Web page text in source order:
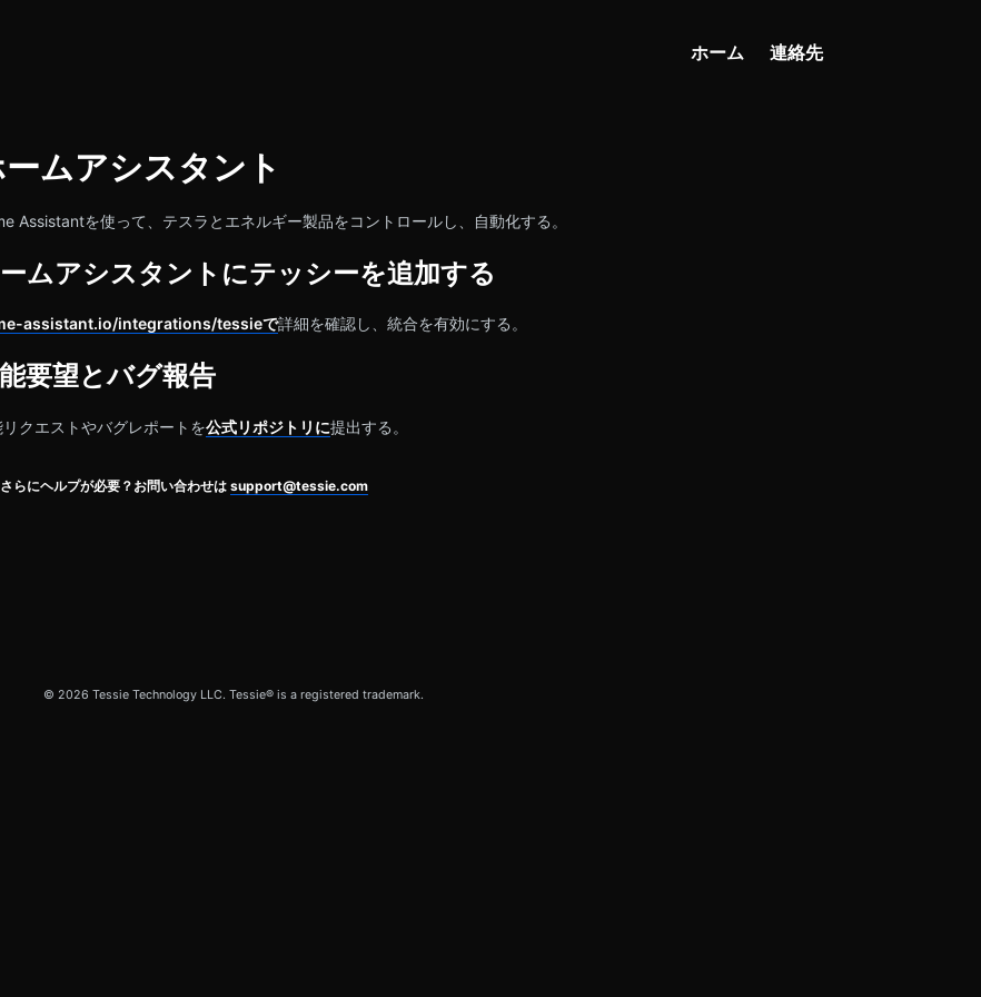
ホーム 連絡先
ムアシスタント
Assistantを使って、テスラとエネルギー製品をコントロールし、自動化する。
ムアシスタントにテッシーを追加する
assistant.io/integrations/tessieで詳細を確認し、統合を有効にする。
要望とバグ報告
クエストやバグレポートを公式リポジトリに提出する。
さらにヘルプが必要？お問い合わせは support@tessie.com
© 2026 Tessie Technology LLC. Tessie® is a registered trademark.